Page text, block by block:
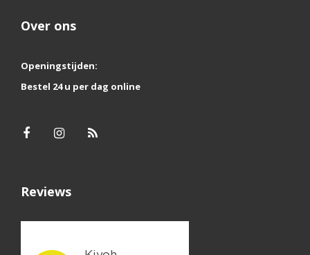
Over ons
Openingstijden:
Bestel 24 u per dag online
Reviews